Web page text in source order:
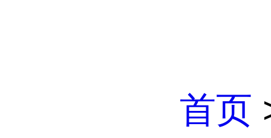
首页